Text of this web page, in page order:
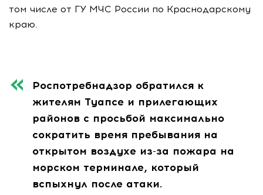
том числе от ГУ МЧС России по Краснодарскому
краю.
Роспотребнадзор обратился к
жителям Туапсе и прилегающих
районов с просьбой максимально
сократить время пребывания на
открытом воздухе из-за пожара на
морском терминале, который
вспыхнул после атаки.